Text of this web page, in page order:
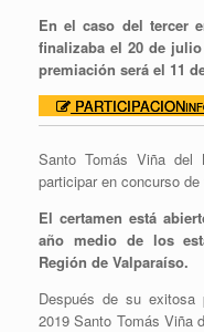
En el caso del tercer
finalizaba el 20 de
premiación será el 11
PARTICIPACION
Santo Tomás Viña
participar en concurso
El certamen está
año medio de los
Región de Valparaíso.
Después de su exitosa
2019 Santo Tomás Viña